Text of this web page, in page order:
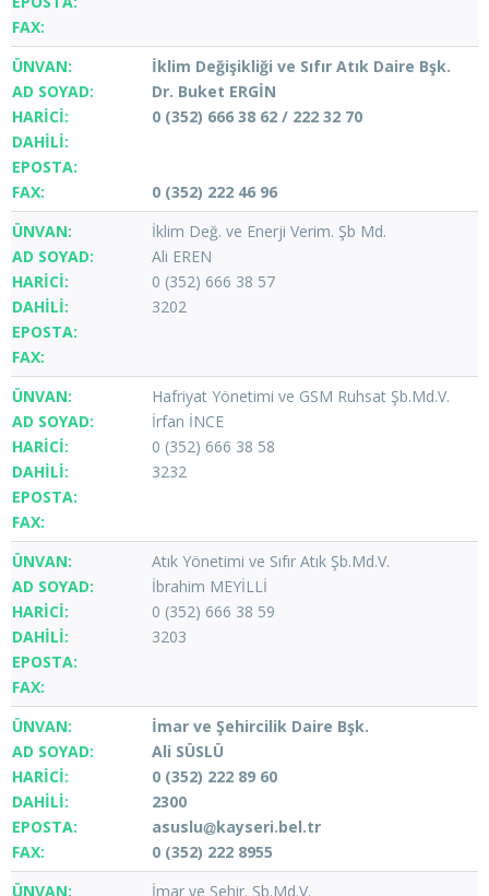
İklim Değişikliği ve Sıfır Atık Daire Bşk.
Dr. Buket ERGİN
0 (352) 666 38 62 / 222 32 70
0 (352) 222 46 96
İklim Değ. ve Enerji Verim. Şb Md.
Ali EREN
0 (352) 666 38 57
3202
Hafriyat Yönetimi ve GSM Ruhsat Şb.Md.V.
İrfan İNCE
0 (352) 666 38 58
3232
Atık Yönetimi ve Sıfır Atık Şb.Md.V.
İbrahim MEYİLLİ
0 (352) 666 38 59
3203
İmar ve Şehircilik Daire Bşk.
Ali SÜSLÜ
0 (352) 222 89 60
2300
asuslu
kayseri.bel.tr
0 (352) 222 8955
İmar ve Şehir. Şb.Md.V.